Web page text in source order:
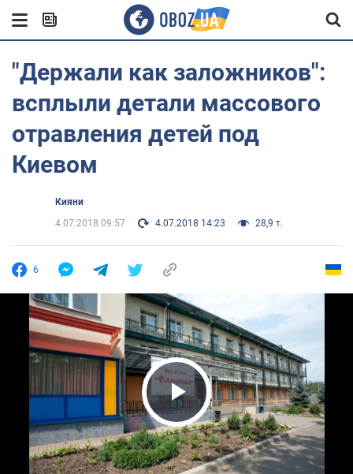
"Держали как заложников":
всплыли детали массового
отравления детей под
Киевом
Кияни
4.07.2018 09:57
4.07.2018 14:23 28,9 т.
6
Play Video